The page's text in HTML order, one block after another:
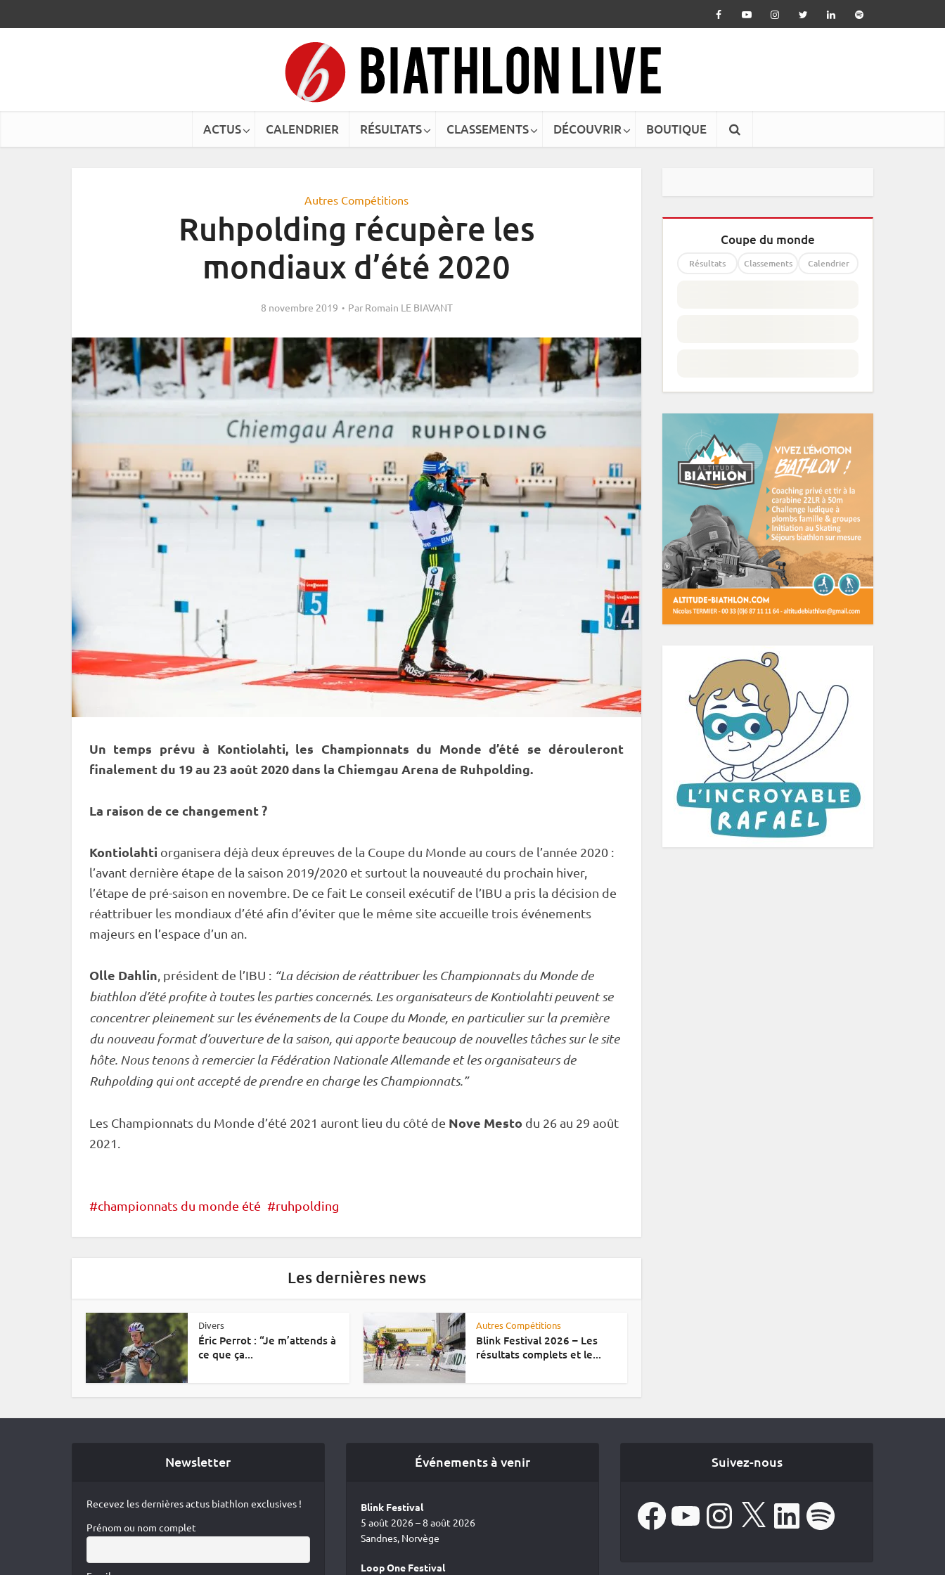
ACTUS CALENDRIER RÉSULTATS CLASSEMENTS DÉCOUVRIR BOUTIQUE
Autres Compétitions
Ruhpolding récupère les
mondiaux d’été 2020
8 novembre 2019 Par Romain LE BIAVANT
Un temps prévu à Kontiolahti, les Championnats du Monde d’été se dérouleront
finalement du 19 au 23 août 2020 dans la Chiemgau Arena de Ruhpolding.
La raison de ce changement ?
Kontiolahti organisera déjà deux épreuves de la Coupe du Monde au cours de l’année 2020 :
l’avant dernière étape de la saison 2019/2020 et surtout la nouveauté du prochain hiver,
l’étape de pré-saison en novembre. De ce fait Le conseil exécutif de l’IBU a pris la décision de
réattribuer les mondiaux d’été afin d’éviter que le même site accueille trois événements
majeurs en l’espace d’un an.
Olle Dahlin , président de l’IBU : “La décision de réattribuer lesChampionnats du Mondede
biathlon d’été profite à toutes les parties concernés. Les organisateurs deKontiolahtipeuvent se
concentrer pleinement sur les événements de la Coupe du Monde, en particulier sur la première
du nouveau format d’ouverture de la saison, qui apporte beaucoup de nouvelles tâches sur le site
hôte. Nous tenons à remercier la Fédération Nationale Allemande et les organisateurs de
Ruhpoldingqui ont accepté de prendre en charge les Championnats.”
Les Championnats du Monde d’été 2021 auront lieu du côté de Nove Mesto du 26 au 29 août
2021.
championnats du monde été ruhpolding
Les dernières news
Divers
Éric Perrot : “Je m’attends à
ce que ça...
Autres Compétitions
Blink Festival 2026 – Les
résultats complets et le...
Coupe du monde
Résultats Classements Calendrier
Newsletter
Recevez les dernières actus biathlon exclusives !
Prénom ou nom complet
Événements à venir
Blink Festival
5 août 2026 – 8 août 2026
Sandnes, Norvège
Loop One Festival
Suivez-nous
FacebookYouTube Instagram
X LinkedIn Spotify